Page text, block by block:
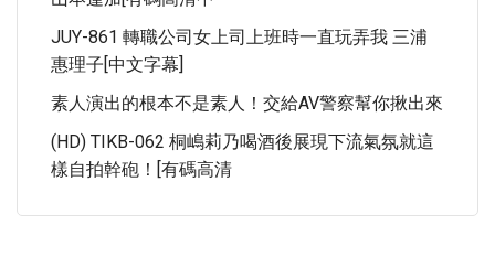
JUY-861 轉職公司女上司上班時一直玩弄我 三浦
惠理子[中文字幕]
素人演出的根本不是素人！交給AV警察幫你揪出來
(HD) TIKB-062 桐嶋莉乃喝酒後展現下流氣氛就這
樣自拍幹砲！[有碼高清